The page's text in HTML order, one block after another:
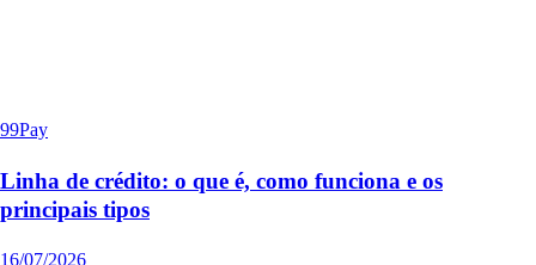
99Pay
Linha de crédito: o que é, como funciona e os
principais tipos
16/07/2026